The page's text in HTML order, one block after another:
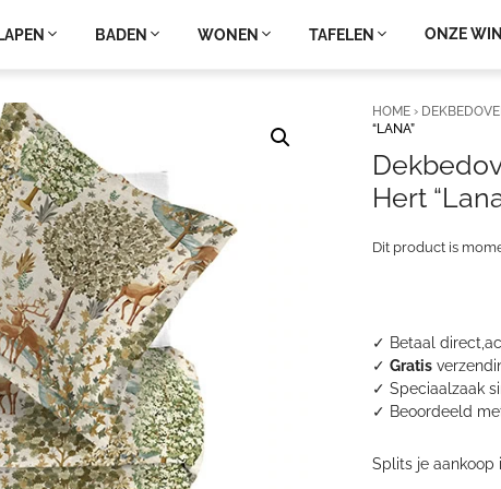
BADEN WONEN TAFELEN ONZE
✓ Betaal
✓Gratis
✓ Speciaalzaak
✓ Beoordeeld
Splits je aankoop
HOME ›
“LANA”
Hert
Dit product is